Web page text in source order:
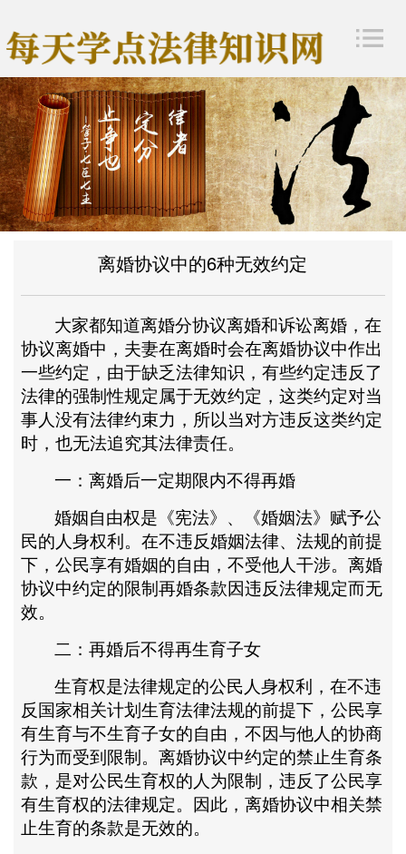
离婚协议中的6种无效约定
大家都知道离婚分协议离婚和诉讼离婚，在
协议离婚中，夫妻在离婚时会在离婚协议中作出
一些约定，由于缺乏法律知识，有些约定违反了
法律的强制性规定属于无效约定，这类约定对当
事人没有法律约束力，所以当对方违反这类约定
时，也无法追究其法律责任。
一：离婚后一定期限内不得再婚
婚姻自由权是《宪法》、《婚姻法》赋予公
民的人身权利。在不违反婚姻法律、法规的前提
下，公民享有婚姻的自由，不受他人干涉。离婚
协议中约定的限制再婚条款因违反法律规定而无
效。
二：再婚后不得再生育子女
生育权是法律规定的公民人身权利，在不违
反国家相关计划生育法律法规的前提下，公民享
有生育与不生育子女的自由，不因与他人的协商
行为而受到限制。离婚协议中约定的禁止生育条
款，是对公民生育权的人为限制，违反了公民享
有生育权的法律规定。因此，离婚协议中相关禁
止生育的条款是无效的。